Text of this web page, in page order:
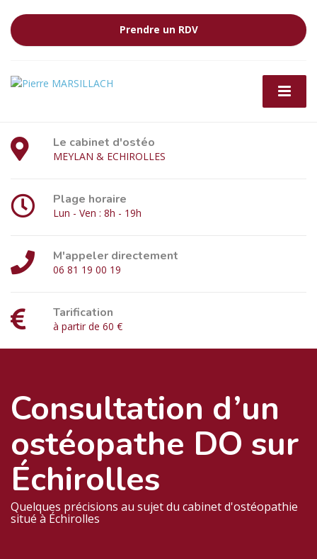
Prendre un RDV
Le cabinet d'ostéo
MEYLAN & ECHIROLLES
Plage horaire
Lun - Ven : 8h - 19h
M'appeler directement
06 81 19 00 19
Tarification
à partir de 60 €
Consultation d’un
ostéopathe DO sur
Échirolles
Quelques précisions au sujet du cabinet d'ostéopathie
situé à Échirolles